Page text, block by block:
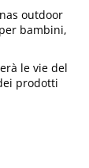
outdoor
bambini,
le vie del
prodotti